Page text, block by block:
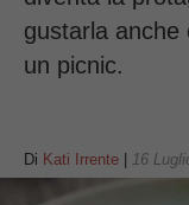
gustarla anche
un picnic.
Di Kati Irrente 16